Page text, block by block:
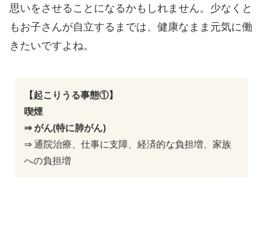
思いをさせることになるかもしれません。少なくと
もお子さんが自立するまでは、健康なまま元気に働
きたいですよね。
【起こりうる事態①】
喫煙
⇒ がん(特に肺がん)
⇒ 通院治療、仕事に支障、経済的な負担増、家族
への負担増